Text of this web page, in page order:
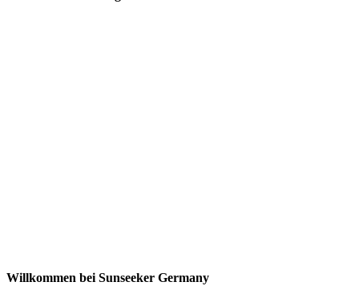
Willkommen bei Sunseeker Germany